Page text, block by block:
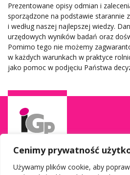
Cenimy prywatność
Używamy plików cookie, aby
Prezentowane opisy odmian i
sporządzone na podstawie starannie
i według naszej najlepszej wiedzy.
urzędowych wyników badań oraz
Pomimo tego nie możemy
w każdych warunkach w praktyce
jako pomoc w podjęciu Państwa